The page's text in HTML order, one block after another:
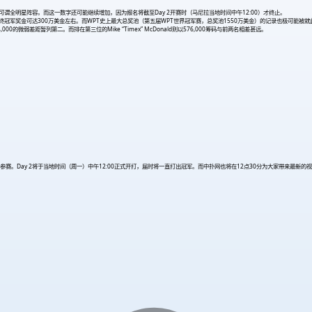
明星阵容。而这一数字还可能继续增加，因为报名将截至Day 2开赛时（马尼拉当地时间中午12:00）才终止。
金可达300万美金左右。而WPT史上最大总奖池（第五届WPT世界冠军赛，总奖池1550万美金）的记录也极可能被就
的微弱差距暂列第二。而排在第三位的Mike “Timex” McDonald则以576,000筹码与前两名相差甚远。
赛。Day 2将于当地时间（周一）中午12:00正式开打，届时将一直打出冠军。而中扑网也将在12点30分为大家带来最